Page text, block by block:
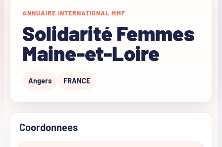
ANNUAIRE INTERNATIONAL MMF
Solidarité Femmes
Maine-et-Loire
Angers FRANCE
Coordonnees